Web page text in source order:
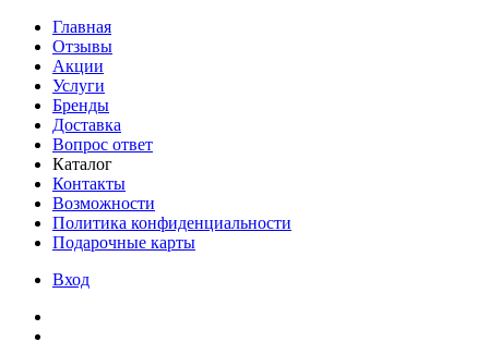
Главная
Отзывы
Акции
Услуги
Бренды
Доставка
Вопрос ответ
Каталог
Контакты
Возможности
Политика конфиденциальности
Подарочные карты
Вход